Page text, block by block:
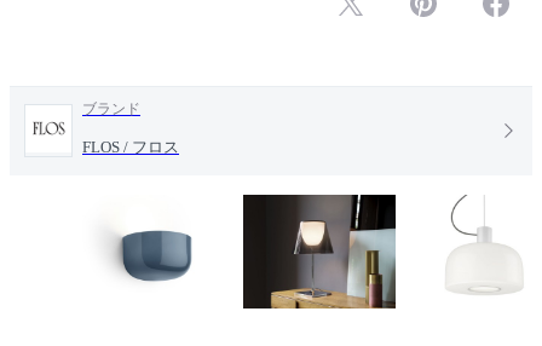
ブランド
FLOS / フロス